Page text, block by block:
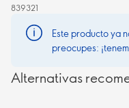
839321
Este producto ya
preocupes:
Alternativas